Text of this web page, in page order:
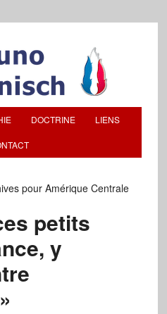
DOCTRINE LIENS
pour Amérique Centrale
petits
y